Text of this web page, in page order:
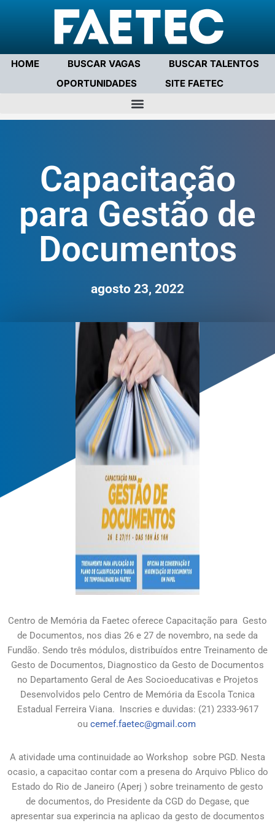
HOME BUSCAR VAGAS
BUSCAR TALENTOS
OPORTUNIDADES
SITE FAETEC
Capacitação
para Gestão de
Documentos
agosto 23, 2022
Centro de Memória da Faetec oferece Capacitação para Gesto
de Documentos, nos dias 26 e 27 de novembro, na sede da
Fundão. Sendo três módulos, distribuídos entre Treinamento de
Gesto de Documentos, Diagnostico da Gesto de Documentos
no Departamento Geral de Aes Socioeducativas e Projetos
Desenvolvidos pelo Centro de Memória da Escola Tcnica
Estadual Ferreira Viana. Inscries e duvidas: (21) 2333-9617
ou cemef.faetec@gmail.com
A atividade uma continuidade ao Workshop sobre PGD. Nesta
ocasio, a capacitao contar com a presena do Arquivo Pblico do
Estado do Rio de Janeiro (Aperj ) sobre treinamento de gesto
de documentos, do Presidente da CGD do Degase, que
apresentar sua experincia na aplicao da gesto de documentos